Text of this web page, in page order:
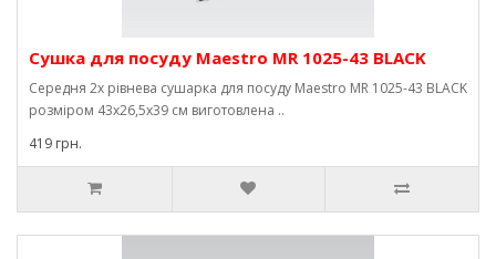
Сушка для посуду Maestro MR 1025-43 BLACK
Середня 2х рівнева сушарка для посуду Maestro MR 1025-43 BLACK
розміром 43х26,5х39 см виготовлена ​​..
419 грн.